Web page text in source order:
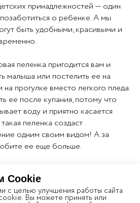
принадлежностей — один
о ребенке. А мы
быть удобными, красивыми и
пеленка пригодится вам и
малыша или постелить ее на
прогулке вместо легкого пледа.
ее после купания, потому что
воду и приятно касается
пеленка создаст
одним своим видом! А за
ее еще больше.
полезные свойства
и особенности ткани премиум-
Cookie
с целью улучшения работы сайта
Вы можете принять или